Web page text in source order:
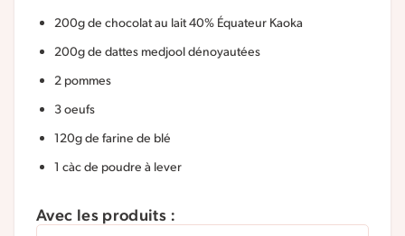
200g de chocolat au lait 40% Équateur Kaoka
200g de dattes medjool dénoyautées
2 pommes
3 oeufs
120g de farine de blé
1 càc de poudre à lever
Avec les produits :